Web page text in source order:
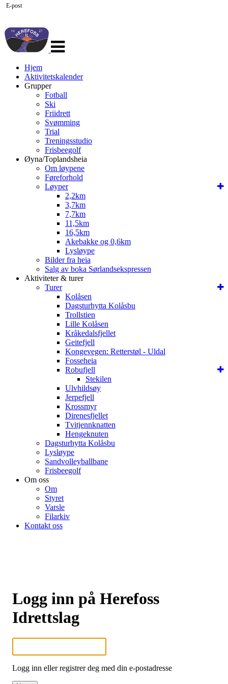
navigasjon
Hjem
Aktivitetskalender
Grupper
Fotball
Ski
Friidrett
Svømming
Trial
Treningsstudio
Frisbeegolf
Øyna/Toplandsheia
Om løypene
Føreforhold
Løyper
2,2km
3,7km
7,7km
11,5km
16,5km
Akebakke og 0,6km
Lysløype
Bilder fra heia
Salg av boka Sørlandsekspressen
Aktiviteter & turer
Turer
Kolåsen
Dagsturhytta Kolåsbu
Trollstien
Lille Kolåsen
Kråkedalsfjellet
Geitefjell
Kongevegen: Retterstøl - Uldal
Fosseheia
Robufjell
Stekilen
Ulvhildsøy
Jerpefjell
Krossmyr
Direnesfjellet
Tvitjennknatten
Hengeknuten
Dagsturhytta Kolåsbu
Lysløype
Sandvolleyballbane
Frisbeegolf
Om oss
Om
Styret
Varsle
Filarkiv
Kontakt oss
Logg inn på Herefoss
Idrettslag
E-post
Logg inn eller registrer deg med din e-postadresse